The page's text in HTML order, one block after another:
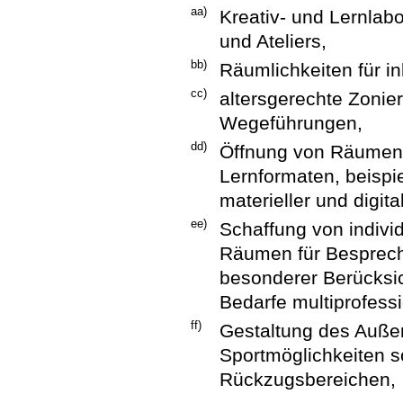
aa)
Kreativ- und
und Ateliers,
bb) Räumlichkeiten für
cc)
altersgerechte
Wegeführungen,
dd)
Öffnung von
Lernformaten,
materieller und
ee)
Schaffung von
Räumen für
besonderer
Bedarfe
ff)
Gestaltung des
Sportmöglichkeiten
Rückzugsbereichen,